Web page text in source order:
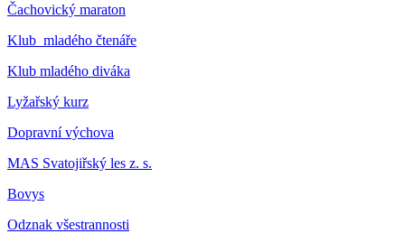
Čachovický maraton
Klub mladého čtenáře
Klub mladého diváka
Lyžařský kurz
Dopravní výchova
MAS Svatojiřský les z. s.
Bovys
Odznak všestrannosti